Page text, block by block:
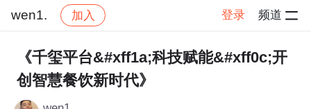
wen1. 加入 登录 频道
社区 wen1. 交流讨论 帖子详情
《千玺平台&#xff1a;科技赋能&#xff0c;开
创智慧餐饮新时代》